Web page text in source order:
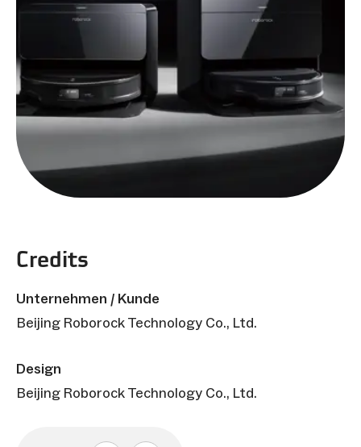
Credits
Unternehmen / Kunde
Beijing Roborock Technology Co., Ltd.
Design
Beijing Roborock Technology Co., Ltd.